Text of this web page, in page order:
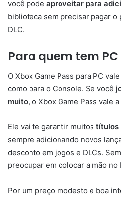
você pode aproveitar para
biblioteca sem precisar pagar o
DLC.
Para quem tem PC
O Xbox Game Pass para PC
como para o Console. Se você
muito, o Xbox Game Pass vale a
Ele vai te garantir muitos títulos
sempre adicionando novos
desconto em jogos e DLCs.
preocupar em colocar a mão no
Por um preço modesto e boa